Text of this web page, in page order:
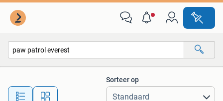
Alle afstanden…
Sorteer op